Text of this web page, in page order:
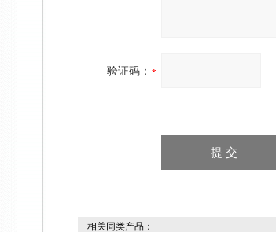
验证码：
相关同类产品：